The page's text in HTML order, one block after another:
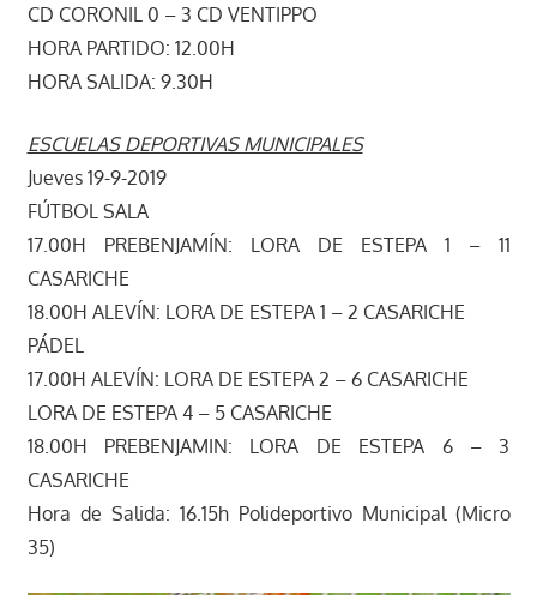
CD CORONIL 0 – 3 CD VENTIPPO
HORA PARTIDO: 12.00H
HORA SALIDA: 9.30H
ESCUELAS DEPORTIVAS MUNICIPALES
Jueves 19-9-2019
FÚTBOL SALA
17.00H PREBENJAMÍN: LORA DE ESTEPA 1 – 11
CASARICHE
18.00H ALEVÍN: LORA DE ESTEPA 1 – 2 CASARICHE
PÁDEL
17.00H ALEVÍN: LORA DE ESTEPA 2 – 6 CASARICHE
LORA DE ESTEPA 4 – 5 CASARICHE
18.00H PREBENJAMIN: LORA DE ESTEPA 6 – 3
CASARICHE
Hora de Salida: 16.15h Polideportivo Municipal (Micro
35)